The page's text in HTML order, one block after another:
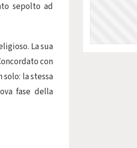
sepolto ad
La sua
con
solo: la stessa
fase della